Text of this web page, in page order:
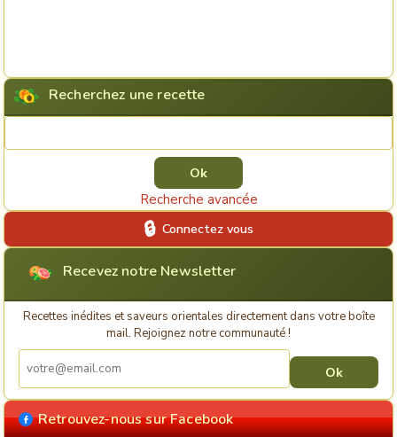
Recherchez une recette
Recherche avancée
Connectez vous
Recevez notre Newsletter
Recettes inédites et saveurs orientales directement dans votre boîte
mail. Rejoignez notre communauté !
Retrouvez-nous sur Facebook